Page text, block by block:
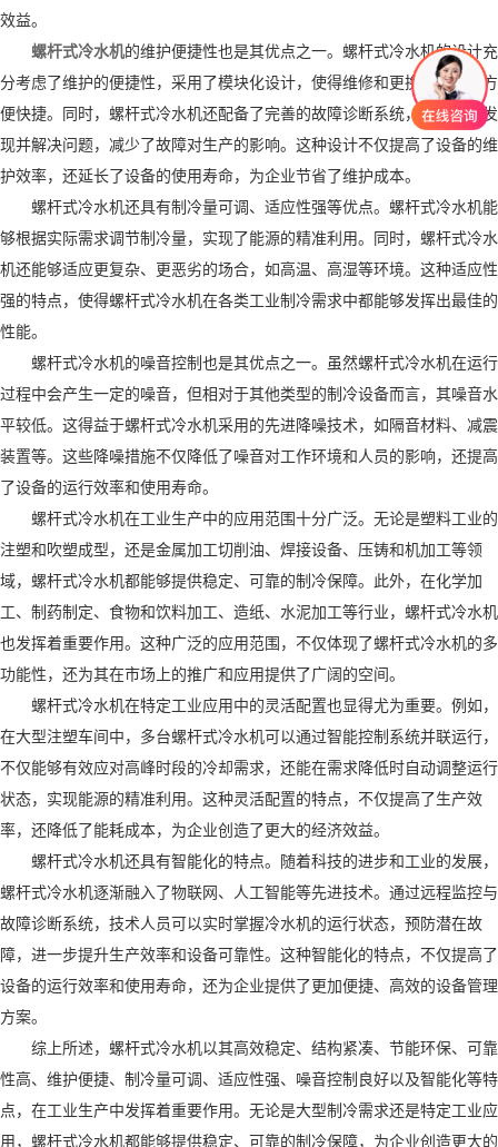
效益。
螺杆式冷水机的维护便捷性也是其优点之一。螺杆式冷水机的设计充
分考虑了维护的便捷性，采用了模块化设计，使得维修和更换配件更加方
便快捷。同时，螺杆式冷水机还配备了完善的故障诊断系统，能够及时发
现并解决问题，减少了故障对生产的影响。这种设计不仅提高了设备的维
护效率，还延长了设备的使用寿命，为企业节省了维护成本。
螺杆式冷水机还具有制冷量可调、适应性强等优点。螺杆式冷水机能
够根据实际需求调节制冷量，实现了能源的精准利用。同时，螺杆式冷水
机还能够适应更复杂、更恶劣的场合，如高温、高湿等环境。这种适应性
强的特点，使得螺杆式冷水机在各类工业制冷需求中都能够发挥出最佳的
性能。
螺杆式冷水机的噪音控制也是其优点之一。虽然螺杆式冷水机在运行
过程中会产生一定的噪音，但相对于其他类型的制冷设备而言，其噪音水
平较低。这得益于螺杆式冷水机采用的先进降噪技术，如隔音材料、减震
装置等。这些降噪措施不仅降低了噪音对工作环境和人员的影响，还提高
了设备的运行效率和使用寿命。
螺杆式冷水机在工业生产中的应用范围十分广泛。无论是塑料工业的
注塑和吹塑成型，还是金属加工切削油、焊接设备、压铸和机加工等领
域，螺杆式冷水机都能够提供稳定、可靠的制冷保障。此外，在化学加
工、制药制定、食物和饮料加工、造纸、水泥加工等行业，螺杆式冷水机
也发挥着重要作用。这种广泛的应用范围，不仅体现了螺杆式冷水机的多
功能性，还为其在市场上的推广和应用提供了广阔的空间。
螺杆式冷水机在特定工业应用中的灵活配置也显得尤为重要。例如，
在大型注塑车间中，多台螺杆式冷水机可以通过智能控制系统并联运行，
不仅能够有效应对高峰时段的冷却需求，还能在需求降低时自动调整运行
状态，实现能源的精准利用。这种灵活配置的特点，不仅提高了生产效
率，还降低了能耗成本，为企业创造了更大的经济效益。
螺杆式冷水机还具有智能化的特点。随着科技的进步和工业的发展，
螺杆式冷水机逐渐融入了物联网、人工智能等先进技术。通过远程监控与
故障诊断系统，技术人员可以实时掌握冷水机的运行状态，预防潜在故
障，进一步提升生产效率和设备可靠性。这种智能化的特点，不仅提高了
设备的运行效率和使用寿命，还为企业提供了更加便捷、高效的设备管理
方案。
综上所述，螺杆式冷水机以其高效稳定、结构紧凑、节能环保、可靠
性高、维护便捷、制冷量可调、适应性强、噪音控制良好以及智能化等特
点，在工业生产中发挥着重要作用。无论是大型制冷需求还是特定工业应
用，螺杆式冷水机都能够提供稳定、可靠的制冷保障，为企业创造更大的